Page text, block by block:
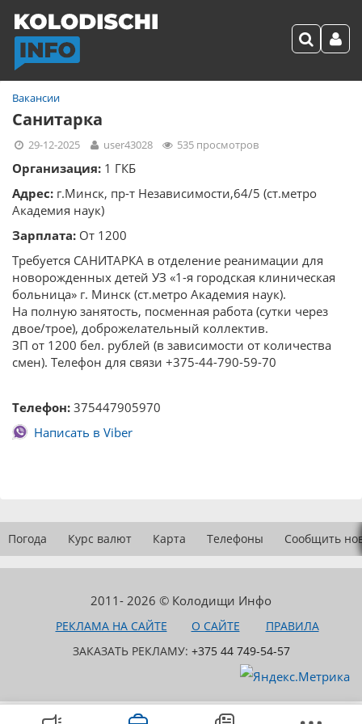
Вакансии
Санитарка
29-12-2025 user43028 535 просмотров
Организация: 1 ГКБ
Адрес: г.Минск, пр-т Независимости,64/5 (ст.метро
Академия наук)
Зарплата: От 1200
Требуется САНИТАРКА в отделение реанимации для
новорожденных детей УЗ «1-я городская клиническая
больница» г. Минск (ст.метро Академия наук).
На полную занятость, посменная работа (сутки через
двое/трое), доброжелательный коллектив.
ЗП от 1200 бел. рублей (в зависимости от количества
смен). Телефон для связи +375-44-790-59-70
Телефон: 375447905970
Написать в Viber
Погода Курс валют Карта Телефоны Сообщить
2011- 2026 © Колодищи Инфо
РЕКЛАМА НА САЙТЕ О САЙТЕ
ПРАВИЛА
ЗАКАЗАТЬ РЕКЛАМУ: +375 44 749-54-57